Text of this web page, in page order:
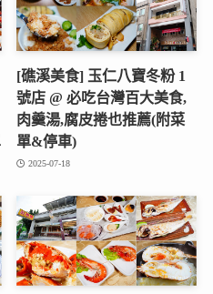
[礁溪美食] 玉仁八寶冬粉 1
號店 @ 必吃台灣百大美食,
肉羹湯,腐皮捲也推薦(附菜
單&停車)
2025-07-18